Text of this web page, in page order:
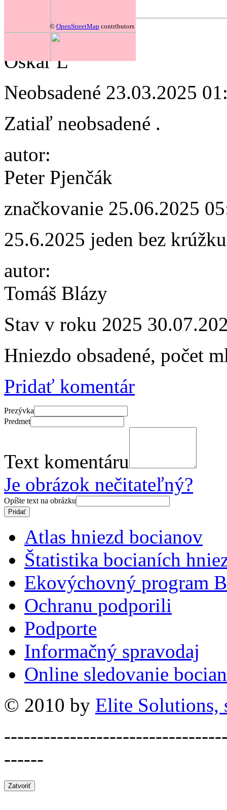
© OpenStreetMap contributors
autor:
Oskar L
Neobsadené 23.03.2025
Zatiaľ neobsadené .
autor:
Peter Pjenčák
značkovanie 25.06.2025
25.6.2025 jeden bez
autor:
Tomáš Blázy
Stav v roku 2025
Hniezdo obsadené, počet
Pridať komentár
Prezývka
Predmet
Text komentáru
Je obrázok nečitateľný?
Opíšte text na obrázku
Atlas hniezd bocianov
Štatistika bocianích
Ekovýchovný program
Ochranu podporili
Podporte
Informačný spravodaj
Online sledovanie
© 2010 by Elite Solutions,
------